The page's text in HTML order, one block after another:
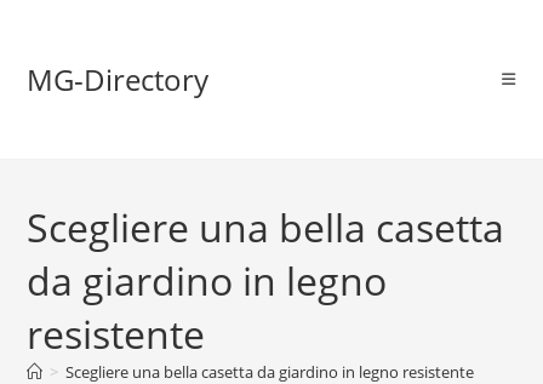
MG-Directory
Scegliere una bella casetta
da giardino in legno
resistente
> Scegliere una bella casetta da giardino in legno resistente